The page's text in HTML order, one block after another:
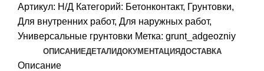
Артикул: Н/Д Категорий: Бетонконтакт, Грунтовки,
Для внутренних работ, Для наружных работ,
Универсальные грунтовки Метка: grunt_adgeozniy
ОПИСАНИЕДЕТАЛИДОКУМЕНТАЦИЯДОСТАВКА
Описание